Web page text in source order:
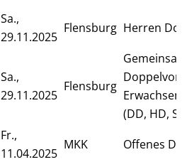
Sa.,
29.11.2025
Flensburg Herren
Sa.,
29.11.2025
Flensburg
Erwachsene
(DD, HD,
Fr.,
11.04.2025
MKK Offenes